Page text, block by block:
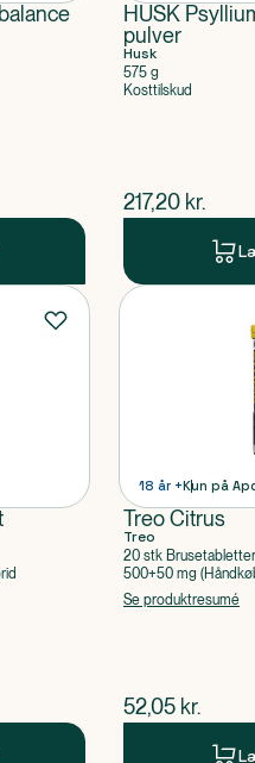
HUSK
pulver
Husk
575 g
Kosttilskud
$nuværende
217,20 kr.
18 år +Kun på
Treo Citrus
Treo
20 stk Brusetabletter
500+50 mg
Acetylsalicylsyre,
Se produktresumé
$nuværende
52,05 kr.